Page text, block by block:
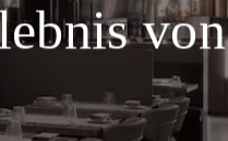
von